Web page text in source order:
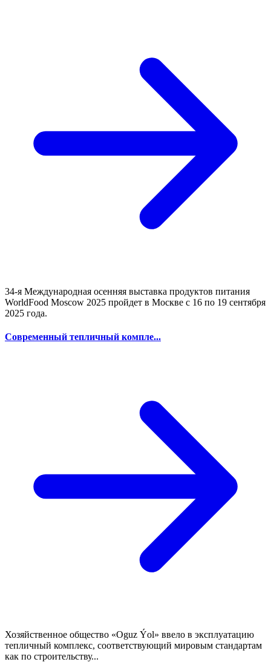
34-я Международная осенняя выставка продуктов питания
WorldFood Moscow 2025 пройдет в Москве с 16 по 19 сентября
2025 года.
Современный тепличный компле...
Хозяйственное общество «Oguz Ýol» ввело в эксплуатацию
тепличный комплекс, соответствующий мировым стандартам
как по строительству...